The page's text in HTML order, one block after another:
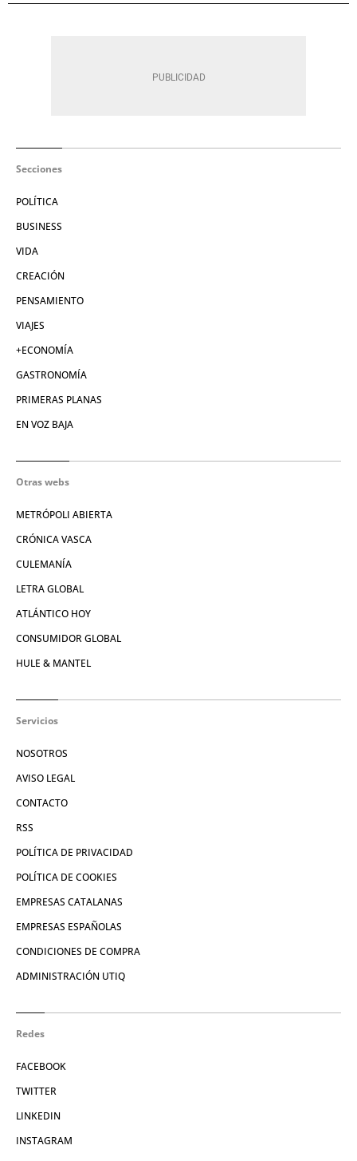
Secciones
POLÍTICA
BUSINESS
VIDA
CREACIÓN
PENSAMIENTO
VIAJES
+ECONOMÍA
GASTRONOMÍA
PRIMERAS PLANAS
EN VOZ BAJA
Otras webs
METRÓPOLI ABIERTA
CRÓNICA VASCA
CULEMANÍA
LETRA GLOBAL
ATLÁNTICO HOY
CONSUMIDOR GLOBAL
HULE & MANTEL
Servicios
NOSOTROS
AVISO LEGAL
CONTACTO
RSS
POLÍTICA DE PRIVACIDAD
POLÍTICA DE COOKIES
EMPRESAS CATALANAS
EMPRESAS ESPAÑOLAS
CONDICIONES DE COMPRA
ADMINISTRACIÓN UTIQ
Redes
FACEBOOK
TWITTER
LINKEDIN
INSTAGRAM